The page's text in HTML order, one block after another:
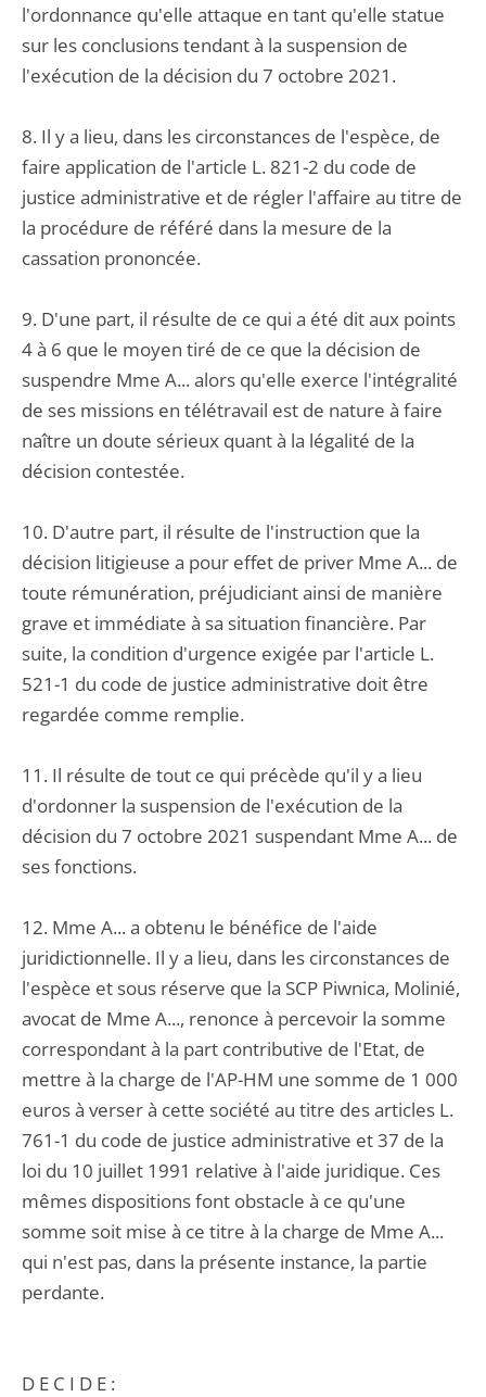
l'ordonnance qu'elle attaque en tant qu'elle statue
sur les conclusions tendant à la suspension de
l'exécution de la décision du 7 octobre 2021.
8. Il y a lieu, dans les circonstances de l'espèce, de
faire application de l'article L. 821-2 du code de
justice administrative et de régler l'affaire au titre de
la procédure de référé dans la mesure de la
cassation prononcée.
9. D'une part, il résulte de ce qui a été dit aux points
4 à 6 que le moyen tiré de ce que la décision de
suspendre Mme A... alors qu'elle exerce l'intégralité
de ses missions en télétravail est de nature à faire
naître un doute sérieux quant à la légalité de la
décision contestée.
10. D'autre part, il résulte de l'instruction que la
décision litigieuse a pour effet de priver Mme A... de
toute rémunération, préjudiciant ainsi de manière
grave et immédiate à sa situation financière. Par
suite, la condition d'urgence exigée par l'article L.
521-1 du code de justice administrative doit être
regardée comme remplie.
11. Il résulte de tout ce qui précède qu'il y a lieu
d'ordonner la suspension de l'exécution de la
décision du 7 octobre 2021 suspendant Mme A... de
ses fonctions.
12. Mme A... a obtenu le bénéfice de l'aide
juridictionnelle. Il y a lieu, dans les circonstances de
l'espèce et sous réserve que la SCP Piwnica, Molinié,
avocat de Mme A..., renonce à percevoir la somme
correspondant à la part contributive de l'Etat, de
mettre à la charge de l'AP-HM une somme de 1 000
euros à verser à cette société au titre des articles L.
761-1 du code de justice administrative et 37 de la
loi du 10 juillet 1991 relative à l'aide juridique. Ces
mêmes dispositions font obstacle à ce qu'une
somme soit mise à ce titre à la charge de Mme A...
qui n'est pas, dans la présente instance, la partie
perdante.
D E C I D E :